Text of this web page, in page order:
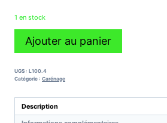
1 en stock
quantité
latéral
inférieur
Peugeot
jet
Ajouter au panier
UGS : L100.4
Catégorie : Carénage
Description